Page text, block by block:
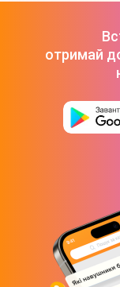
отримай